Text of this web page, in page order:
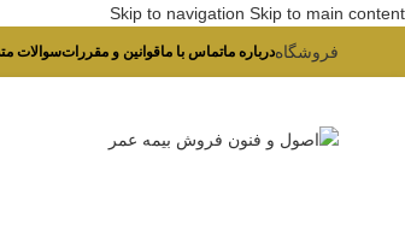
Skip to navigation Skip to main content
فروشگاهدرباره ماتماس با ماقوانین و مقرراتسوالات